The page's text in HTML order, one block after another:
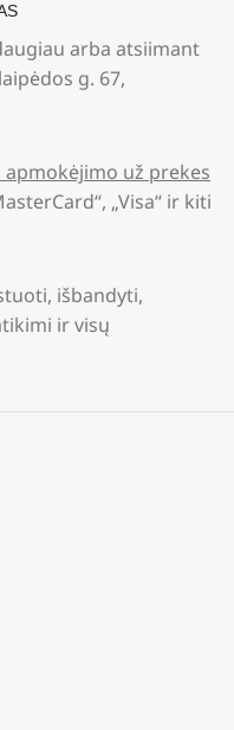
arba atsiimant
g. 67,
už prekes
„Visa“ ir kiti
išbandyti,
ir visų